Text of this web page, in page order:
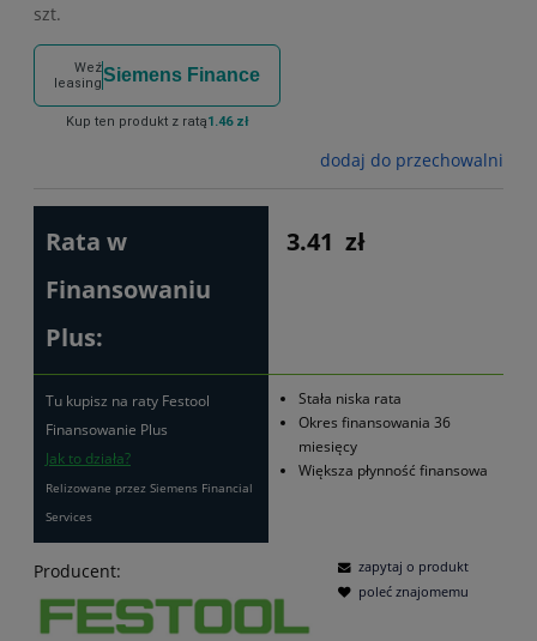
szt.
Weź
leasingSiemens Finance
Kup ten produkt z ratą1.46 zł
dodaj do przechowalni
Rata w
Finansowaniu
Plus:
3.41 zł
Tu kupisz na raty Festool
Finansowanie Plus
Jak to działa?
Relizowane przez Siemens Financial
Services
Stała niska rata
Okres finansowania 36
miesięcy
Większa płynność finansowa
Producent:
zapytaj o produkt
poleć znajomemu